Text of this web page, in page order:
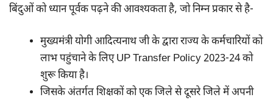
बिंदुओं को ध्यान पूर्वक पढ़ने की आवश्यकता है, जो निम्न प्रकार से है-
मुख्यमंत्री योगी आदित्यनाथ जी के द्वारा राज्य के कर्मचारियों को
लाभ पहुंचाने के लिए UP Transfer Policy 2023-24 को
शुरू किया है।
जिसके अंतर्गत शिक्षकों को एक जिले से दूसरे जिले में अपनी